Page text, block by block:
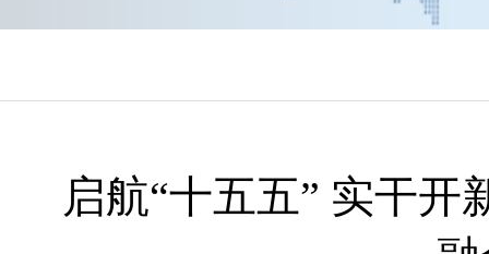
启航“十五五” 实干开